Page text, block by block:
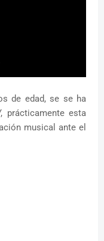
de edad, se se ha
prácticamente esta
musical ante el